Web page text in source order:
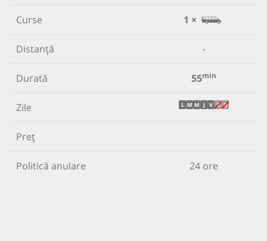
Curse 1 ×
Distanță -
Durată 55min
Zile L M M J V S D
Preț
Politică anulare 24 ore